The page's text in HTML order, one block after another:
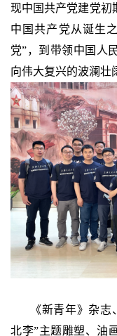
现中国共产党建党初
中国共产党从诞生
党”，到带领中国人
向伟大复兴的波澜壮
《新青年》杂
北李”主题雕塑、油